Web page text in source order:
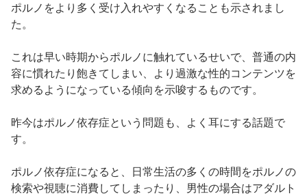
ポルノをより多く受け入れやすくなることも示されまし
た。
これは早い時期からポルノに触れているせいで、普通の内
容に慣れたり飽きてしまい、より過激な性的コンテンツを
求めるようになっている傾向を示唆するものです。
昨今はポルノ依存症という問題も、よく耳にする話題で
す。
ポルノ依存症になると、日常生活の多くの時間をポルノの
検索や視聴に消費してしまったり、男性の場合はアダルト